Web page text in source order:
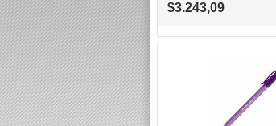
$3.243,09